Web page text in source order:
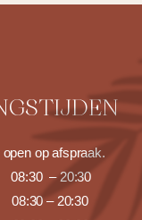
op afspraak.
08:30 – 20:30
– 20:30